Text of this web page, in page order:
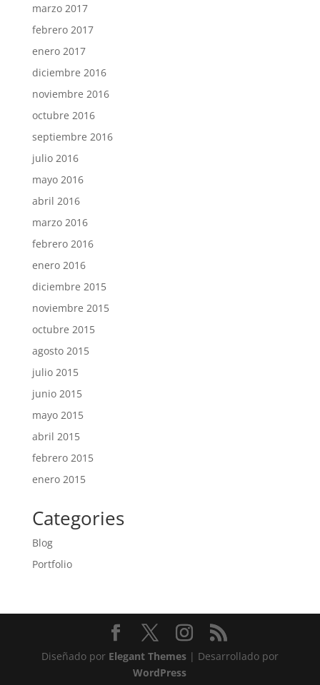
marzo 2017
febrero 2017
enero 2017
diciembre 2016
noviembre 2016
octubre 2016
septiembre 2016
julio 2016
mayo 2016
abril 2016
marzo 2016
febrero 2016
enero 2016
diciembre 2015
noviembre 2015
octubre 2015
agosto 2015
julio 2015
junio 2015
mayo 2015
abril 2015
febrero 2015
enero 2015
Categories
Blog
Portfolio
Diseñado por Elegant Themes| Desarrollado por
WordPress